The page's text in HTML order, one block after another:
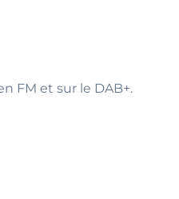
FM et sur le DAB+.